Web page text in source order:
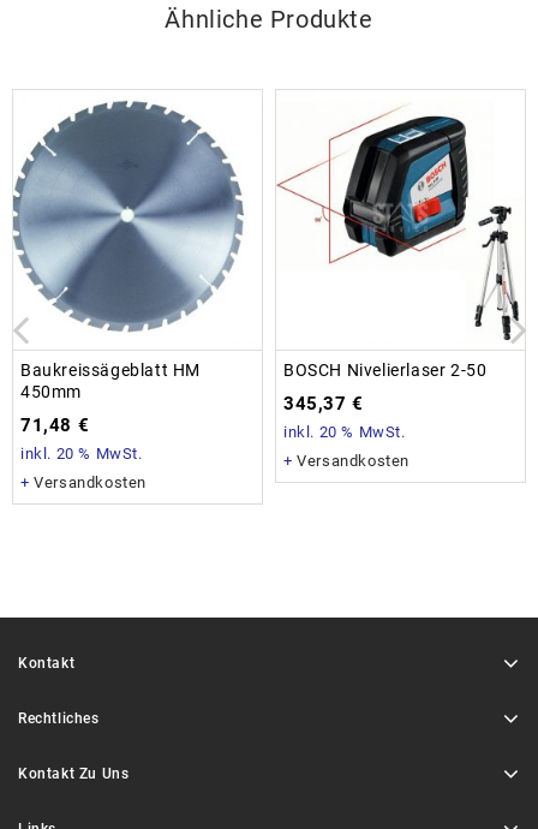
Ähnliche Produkte
Baukreissägeblatt HM
450mm
71,48 €
inkl. 20 % MwSt.
+Versandkosten
BOSCH Nivelierlaser 2-50
345,37€
inkl. 20 % MwSt.
+Versandkosten
Kontakt
Rechtliches
Kontakt Zu Uns